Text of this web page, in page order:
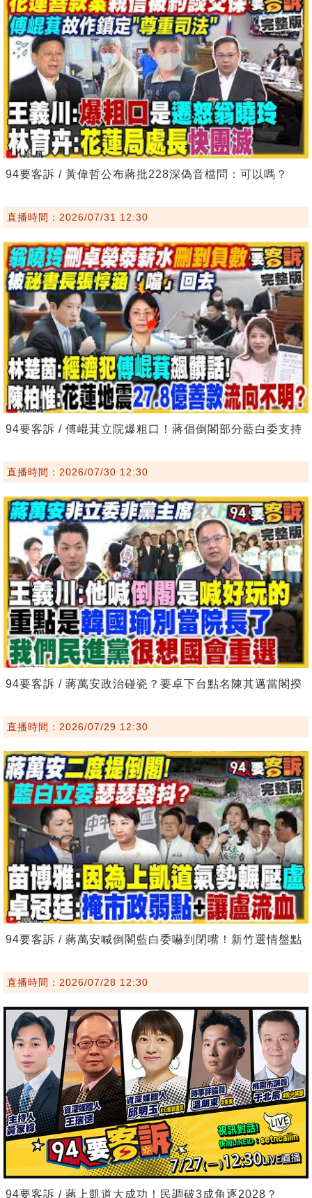
94要客訴 / 黃偉哲公布蔣批228深偽音檔問：可以嗎？
直播時間：2026/07/31 12:30
94要客訴 / 傅崐萁立院爆粗口！蔣倡倒閣部分藍白委支持
直播時間：2026/07/30 12:30
94要客訴 / 蔣萬安政治碰瓷？要卓下台點名陳其邁當閣揆
直播時間：2026/07/29 12:30
94要客訴 / 蔣萬安喊倒閣藍白委嚇到閉嘴！新竹選情盤點
直播時間：2026/07/28 12:30
94要客訴 / 蔣上凱道大成功！民調破3成角逐2028？